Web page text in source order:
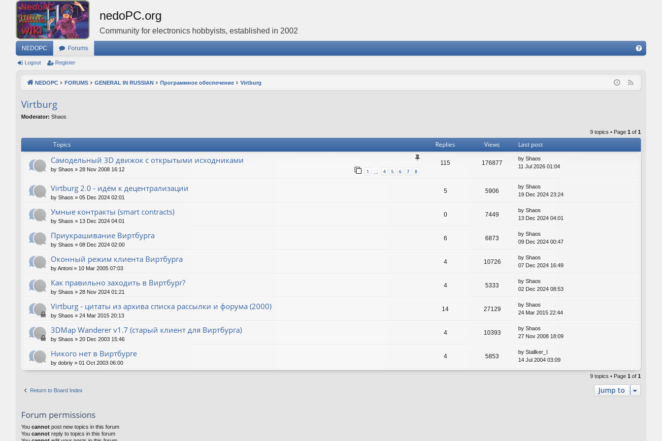
nedoPC.org
Community for electronics hobbyists, established in 2002
NEDOPC Forums
Q
Logout Register
NEDOPC FORUMS GENERAL IN RUSSIAN Программное обеспечение Virtburg
Virtburg
Moderator: Shaos
9 topics • Page 1 of 1
Topics Replies Views Last post
Самодельный 3D движок с открытыми исходниками
by Shaos » 28 Nov 2008 16:12 1 4 5 6 7 8
115 176877
by Shaos
11 Jul 2026 01:04
Virtburg 2.0 - идём к децентрализации
by Shaos » 05 Dec 2024 02:01
5 5906
by Shaos
19 Dec 2024 23:24
Умные контракты (smart contracts)
by Shaos » 13 Dec 2024 04:01
0 7449
by Shaos
13 Dec 2024 04:01
Приукрашивание Виртбурга
by Shaos » 08 Dec 2024 02:00
6 6873
by Shaos
09 Dec 2024 00:47
Оконный режим клиента Виртбурга
byAntoni » 10 Mar 2005 07:03
4 10726
by Shaos
07 Dec 2024 16:49
Как правильно заходить в Виртбург?
by Shaos » 28 Nov 2024 01:21
4 5333
by Shaos
02 Dec 2024 08:53
Virtburg - цитаты из архива списка рассылки и форума (2000)
by Shaos » 24 Mar 2015 20:13
14 27129
by Shaos
24 Mar 2015 22:44
3DMap Wanderer v1.7 (старый клиент для Виртбурга)
by Shaos » 20 Dec 2003 15:46
4 10393
by Shaos
27 Nov 2008 18:09
Никого нет в Виртбурге
by dobriy » 01 Oct 2003 06:00
4 5853
by Stallker_I
14 Jul 2004 03:09
9 topics • Page 1 of 1
Return to Board Index Jump to
Forum permissions
You cannot post new topics in this forum
You cannot reply to topics in this forum